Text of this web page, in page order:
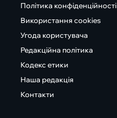
Політика конфіденційності
Використання cookies
Угода користувача
Редакційна політика
Кодекс етики
Наша редакція
Контакти